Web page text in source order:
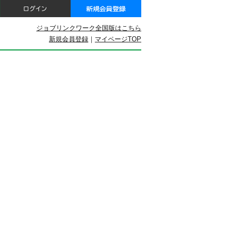
ジョブリンクワーク全国版はこちら
マイページTOP
新規会員登録 ｜